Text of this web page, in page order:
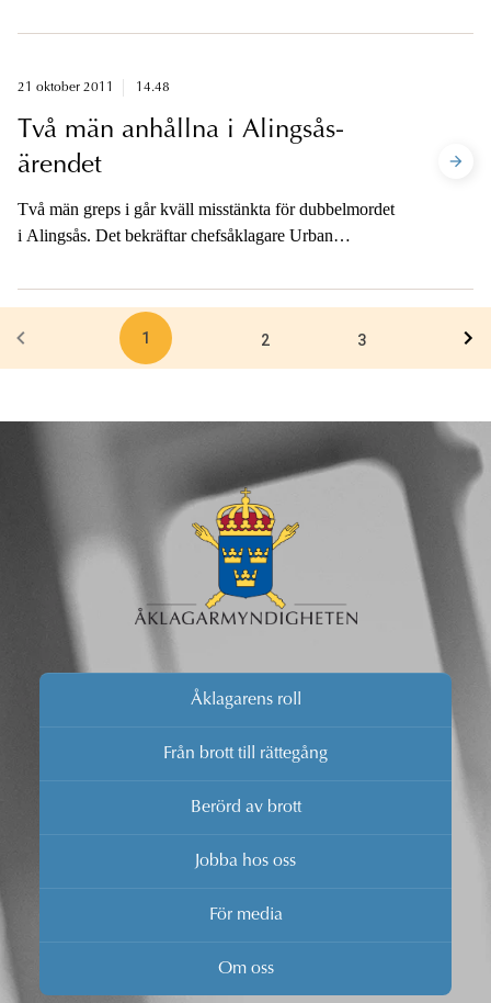
21 oktober 2011 14.48
Två män anhållna i Alingsås-
ärendet
Två män greps i går kväll misstänkta för dubbelmordet
i Alingsås. Det bekräftar chefsåklagare Urban
1 2 3
Åklagarens roll
Från brott till rättegång
Berörd av brott
Jobba hos oss
För media
Om oss